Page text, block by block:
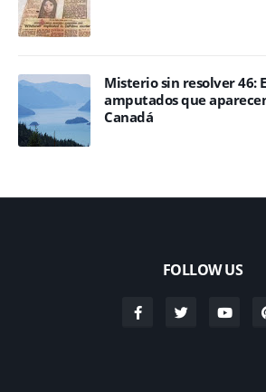
Misterio sin resolver 46:
amputados que
Canadá
FOLLOW US